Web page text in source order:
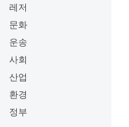
레저
문화
운송
사회
산업
환경
정부